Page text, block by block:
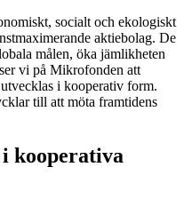
socialt och ekologiskt
aktiebolag. De
målen, öka jämlikheten
vi på Mikrofonden att
i kooperativ form.
till att möta framtidens
kooperativa